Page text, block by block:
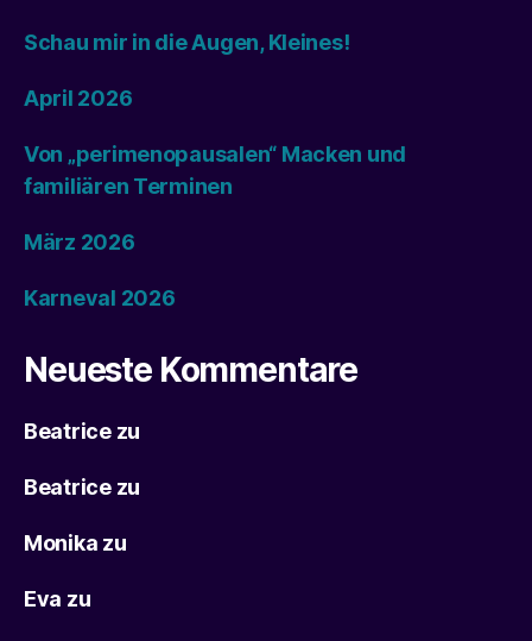
Schau mir in die Augen, Kleines!
April 2026
Von „perimenopausalen“ Macken und
familiären Terminen
März 2026
Karneval 2026
Neueste Kommentare
Beatricezu
Beatricezu
Monika zu
Eva zu